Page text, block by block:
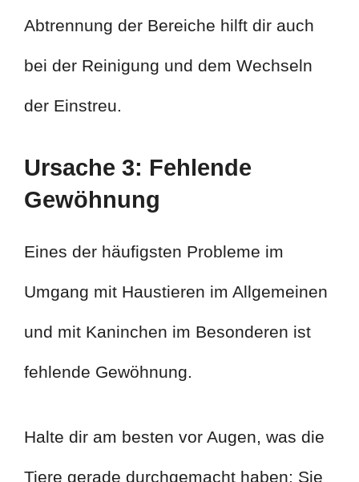
Abtrennung der Bereiche hilft dir auch
bei der Reinigung und dem Wechseln
der Einstreu.
Ursache 3: Fehlende
Gewöhnung
Eines der häufigsten Probleme im
Umgang mit Haustieren im Allgemeinen
und mit Kaninchen im Besonderen ist
fehlende Gewöhnung.
Halte dir am besten vor Augen, was die
Tiere gerade durchgemacht haben: Sie